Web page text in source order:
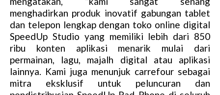
menghadirkan produk inovatif gabungan tablet
dan telepon lengkap dengan toko online digital
SpeedUp Studio yang memiliki lebih dari 850
ribu konten aplikasi menarik mulai dari
permainan, lagu, majalh digital atau aplikasi
lainnya. Kami juga menunjuk carrefour sebagai
mitra eksklusif untuk peluncuran dan